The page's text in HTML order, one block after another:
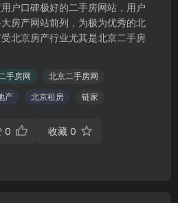
户口碑极好的二手房网站，用户
房产网站前列，为极为优秀的北
北京房产行业尤其是北京二手房
手房网
北京二手房网
产 北京租房 链家
0 收藏 0